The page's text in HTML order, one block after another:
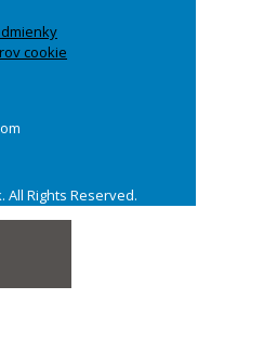
cookie
Rights Reserved.